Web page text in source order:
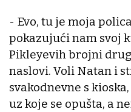
- Evo, tu je moja
pokazujući nam svoj
Pikleyevih brojni
naslovi. Voli Natan i
svakodnevne s
uz koje se opušta, a